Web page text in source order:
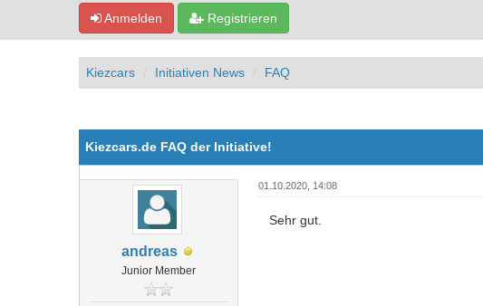
Anmelden Registrieren
Kiezcars Initiativen News FAQ
Kiezcars.de FAQ der Initiative!
andreas
Junior Member
01.10.2020, 14:08
Sehr gut.